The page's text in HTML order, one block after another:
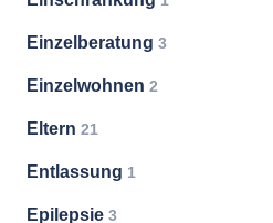
Einzelberatung 3
Einzelwohnen 2
Eltern 21
Entlassung 1
Epilepsie 3